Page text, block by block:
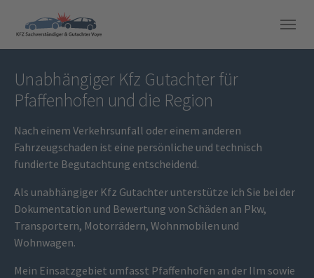
Unabhängiger Kfz Gutachter für
Pfaffenhofen und die Region
Nach einem Verkehrsunfall oder einem anderen
Fahrzeugschaden ist eine persönliche und technisch
fundierte Begutachtung entscheidend.
Als unabhängiger Kfz Gutachter unterstütze ich Sie bei der
Dokumentation und Bewertung von Schäden an Pkw,
Transportern, Motorrädern, Wohnmobilen und
Wohnwagen.
Mein Einsatzgebiet umfasst Pfaffenhofen an der Ilm sowie